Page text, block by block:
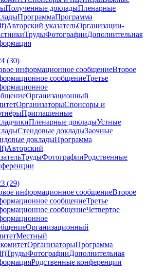
Полученные докладыПленарные
ПрограммаПрограмма
Авторский указательОрганизации-
ТрудыФотографииДополнительная
(30)
информационное сообщениеВторое
сообщениеТретье
Организационный
ОрганизаторыСпонсоры и
Приглашенные
Пленарные докладыУстные
Стендовые докладыЗаочные
докладыПрограмма
Авторский
ТрудыФотографииРодственные
(29)
информационное сообщениеВторое
сообщениеТретье
сообщениеЧетвертое
Организационный
Местный
ОрганизаторыПрограмма
ТрудыФотографииДополнительная
Родственные конференции